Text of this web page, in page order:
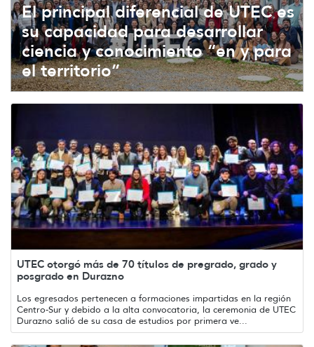
El principal diferencial de UTEC es
su capacidad para desarrollar
ciencia y conocimiento “en y para
el territorio”
UTEC otorgó más de 70 títulos de pregrado, grado y
posgrado en Durazno
Los egresados pertenecen a formaciones impartidas en la región
Centro-Sur y debido a la alta convocatoria, la ceremonia de UTEC
Durazno salió de su casa de estudios por primera ve...